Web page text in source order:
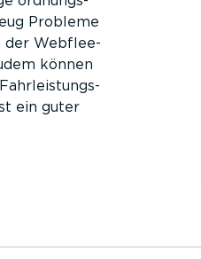
Probleme
der Webflee­
können
ein guter